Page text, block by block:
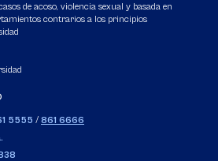
de acoso, violencia sexual y basada en
contrarios a los principios
5555 / 861 6666